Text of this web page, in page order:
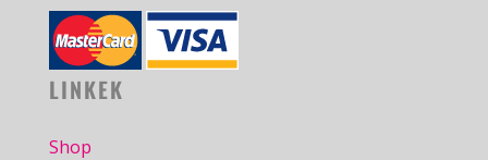
LINKEK
Shop